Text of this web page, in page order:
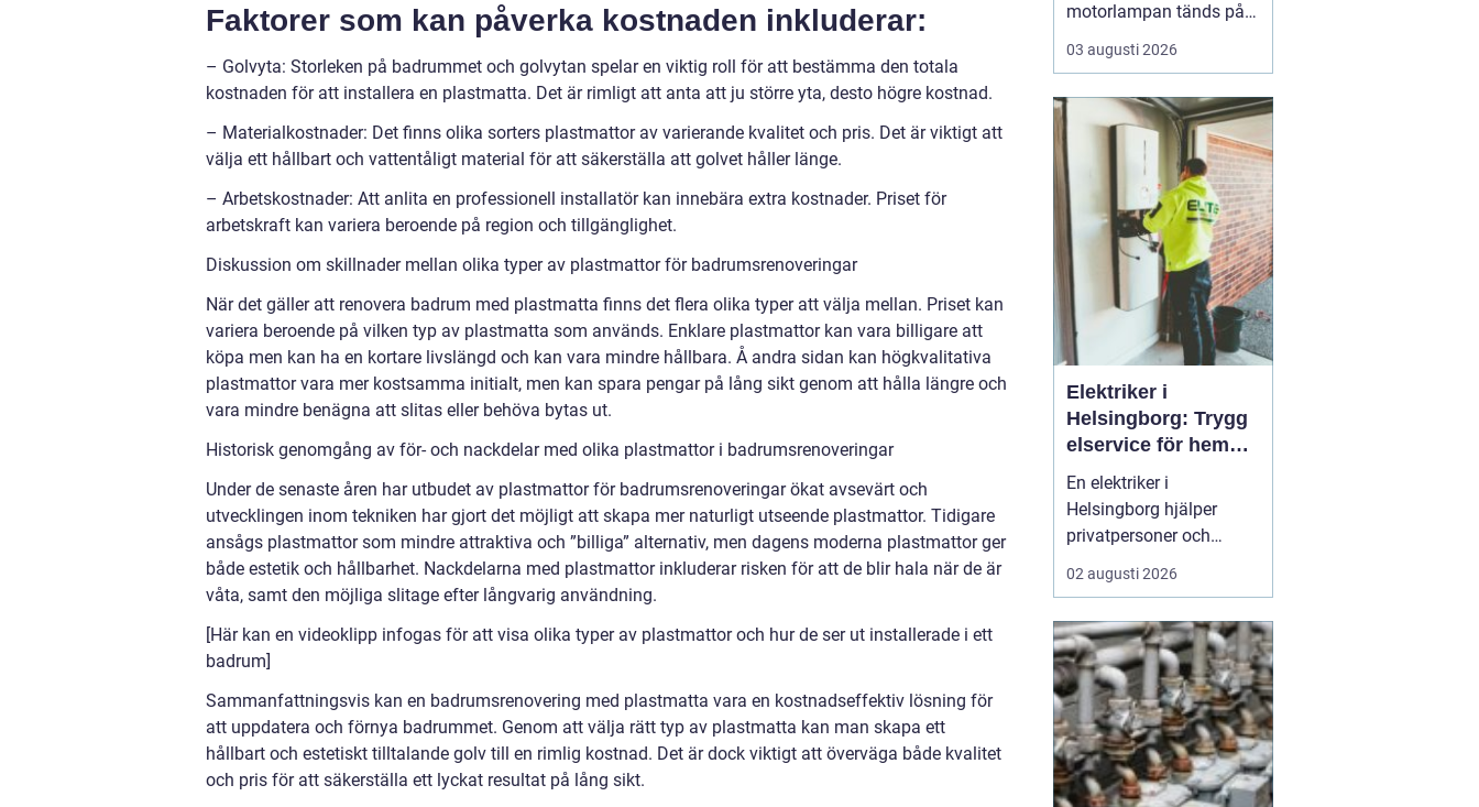
Faktorer som kan påverka kostnaden inkluderar:
– Golvyta: Storleken på badrummet och golvytan spelar en viktig roll för att bestämma den totala
kostnaden för att installera en plastmatta. Det är rimligt att anta att ju större yta, desto högre kostnad.
– Materialkostnader: Det finns olika sorters plastmattor av varierande kvalitet och pris. Det är viktigt att
välja ett hållbart och vattentåligt material för att säkerställa att golvet håller länge.
– Arbetskostnader: Att anlita en professionell installatör kan innebära extra kostnader. Priset för
arbetskraft kan variera beroende på region och tillgänglighet.
Diskussion om skillnader mellan olika typer av plastmattor för badrumsrenoveringar
När det gäller att renovera badrum med plastmatta finns det flera olika typer att välja mellan. Priset kan
variera beroende på vilken typ av plastmatta som används. Enklare plastmattor kan vara billigare att
köpa men kan ha en kortare livslängd och kan vara mindre hållbara. Å andra sidan kan högkvalitativa
plastmattor vara mer kostsamma initialt, men kan spara pengar på lång sikt genom att hålla längre och
vara mindre benägna att slitas eller behöva bytas ut.
Historisk genomgång av för- och nackdelar med olika plastmattor i badrumsrenoveringar
Under de senaste åren har utbudet av plastmattor för badrumsrenoveringar ökat avsevärt och
utvecklingen inom tekniken har gjort det möjligt att skapa mer naturligt utseende plastmattor. Tidigare
ansågs plastmattor som mindre attraktiva och ”billiga” alternativ, men dagens moderna plastmattor ger
både estetik och hållbarhet. Nackdelarna med plastmattor inkluderar risken för att de blir hala när de är
våta, samt den möjliga slitage efter långvarig användning.
[Här kan en videoklipp infogas för att visa olika typer av plastmattor och hur de ser ut installerade i ett
badrum]
Sammanfattningsvis kan en badrumsrenovering med plastmatta vara en kostnadseffektiv lösning för
att uppdatera och förnya badrummet. Genom att välja rätt typ av plastmatta kan man skapa ett
hållbart och estetiskt tilltalande golv till en rimlig kostnad. Det är dock viktigt att överväga både kvalitet
och pris för att säkerställa ett lyckat resultat på lång sikt.
motorlampan tänds på
väg hem från fjällen eller
en tung lastbil fastnar i
minuter kännas som
timmar. En
pålitlig
bärgare Östersund blir...
03 augusti 2026
Elektriker i
Helsingborg: Trygg
elservice för hem
och företag
En elektriker i
Helsingborg hjälper
privatpersoner och
företag med trygg, säker
och effektiv elservice.
enkla reparationer och
byte av uttag till
kompletta
elinstallationer,
felsökning vid akuta
fel,...
02 augusti 2026